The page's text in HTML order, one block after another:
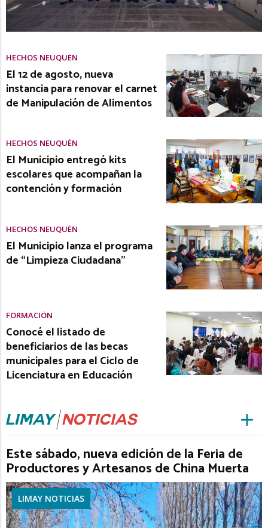
HECHOS NEUQUÉN
El 12 de agosto, nueva
instancia para renovar el carnet
de Manipulación de Alimentos
HECHOS NEUQUÉN
El Municipio entregó kits
escolares que acompañan la
contención y formación
HECHOS NEUQUÉN
El Municipio lanza el programa
de “Limpieza Ciudadana”
FORMACIÓN
Conocé el listado de
beneficiarios de las becas
municipales para el Ciclo de
Licenciatura en Educación
Este sábado, nueva edición de la Feria de
Productores y Artesanos de China Muerta
LIMAY NOTICIAS